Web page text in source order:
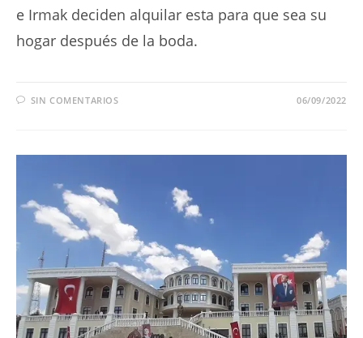
e Irmak deciden alquilar esta para que sea su
hogar después de la boda.
SIN COMENTARIOS 06/09/2022